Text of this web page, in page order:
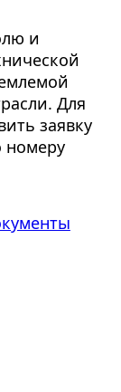
и
Для
заявку
номеру